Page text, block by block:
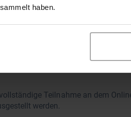
haben.
Aus rechtlichen Gründen
PZN oder Produktname
Teilnahme an dem
werden.